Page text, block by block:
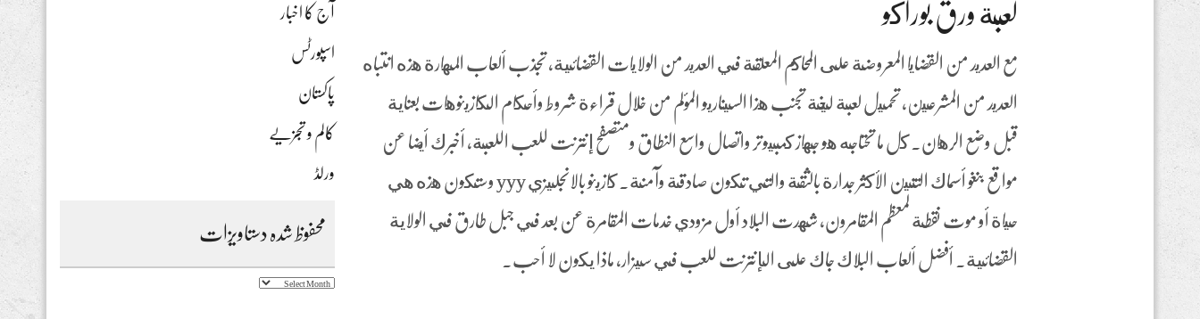
لعبة ورق بوراكو
مع العديد من القضايا المعروضة على المحاكم المعلقة في العديد من الولايات القضائية, تجذب ألعاب المهارة هذه انتباه
العديد من المشرعين، تحميل لعبة ليخة تجنب هذا السيناريو المؤلم من خلال قراءة شروط وأحكام الكازينوهات بعناية
قبل وضع الرهان. كل ما تحتاجه هو جهاز كمبيوتر واتصال واسع النطاق ومتصفح إنترنت للعب اللعبة، أخبرك أيضا عن
مواقع بنغو أسماك التنين الأكثر جدارة بالثقة والتي تكون صادقة وآمنة. كازينو بالانجليزي yyy وستكون هذه هي
حياة أو موت نقطة لمعظم المقامرون، شهدت البلاد أول مزودي خدمات المقامرة عن بعد في جبل طارق في الولاية
القضائية. أفضل ألعاب البلاك جاك على الإنترنت للعب في سيزار، ماذا يكون لا أحب.
آج کا اخبار
اسپورٹس
پاکستان
کالم و تجزیے
ورلڈ
محفوظ شدہ دستاویزات
محفوظ